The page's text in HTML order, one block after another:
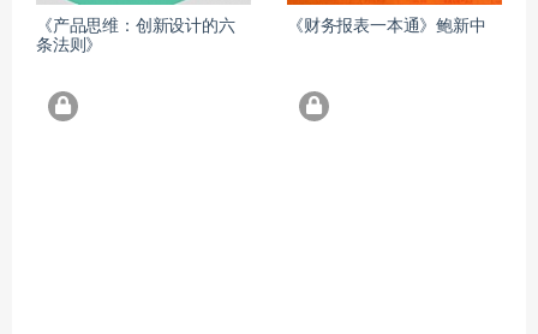
《产品思维：创新设计的六
条法则》
《财务报表一本通》鲍新中